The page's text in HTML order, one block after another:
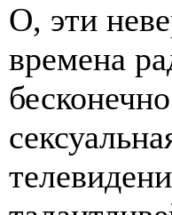
О, эти
времена